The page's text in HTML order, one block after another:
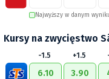
Najwyższy w danym
Kursy na zwycięstwo
-1.5 +1.5
6.10 3.90